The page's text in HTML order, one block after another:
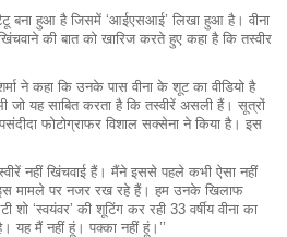
बना हुआ है जिसमें ‘आईएसआई’ लिखा हुआ है। वीना
की बात को खारिज करते हुए कहा है कि तस्वीर
ने कहा कि उनके पास वीना के शूट का वीडियो है
यह साबित करता है कि तस्वीरें असली हैं। सूत्रों
फोटोग्राफर विशाल सक्‍सेना ने किया है। इस
नहीं खिंचवाई हैं। मैंने इससे पहले कभी ऐसा नहीं
मामले पर नजर रख रहे हैं। हम उनके खिलाफ
शो ‘स्वयंवर’ की शूटिंग कर रही 33 वर्षीय वीना का
यह मैं नहीं हूं। पक्का नहीं हूं।’’